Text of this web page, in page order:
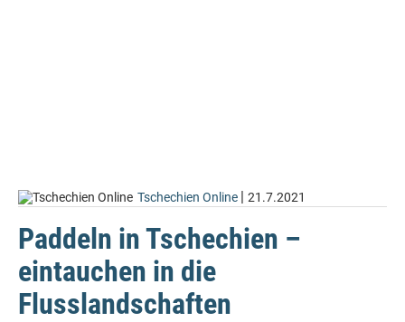
Tschechien Online | 21.7.2021
Paddeln in Tschechien –
eintauchen in die
Flusslandschaften